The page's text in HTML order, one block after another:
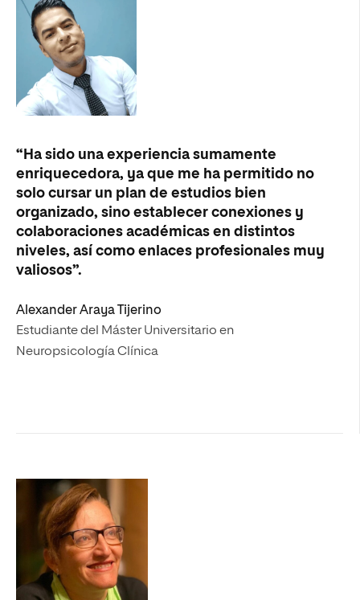
“Ha sido una experiencia sumamente
enriquecedora, ya que me ha permitido no
solo cursar un plan de estudios bien
organizado, sino establecer conexiones y
colaboraciones académicas en distintos
niveles, así como enlaces profesionales muy
valiosos”.
Alexander Araya Tijerino
Estudiante del Máster Universitario en
Neuropsicología Clínica